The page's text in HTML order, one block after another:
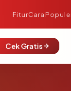
FiturCara
Cek Gratis